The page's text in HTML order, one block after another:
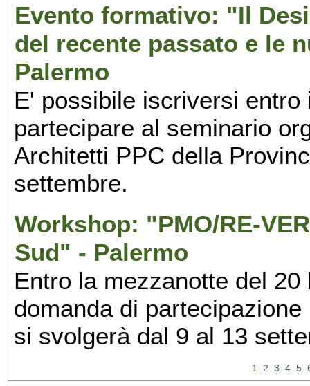
Evento formativo: "Il
del recente passato e le
Palermo
E' possibile iscriversi
partecipare al seminario
Architetti PPC della
settembre.
Workshop: "PMO/RE-
Sud" - Palermo
Entro la mezzanotte del
domanda di
si svolgerà dal 9 al 13
1 2 3 4 5